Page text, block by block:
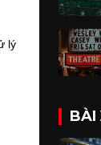
lý
BÀI